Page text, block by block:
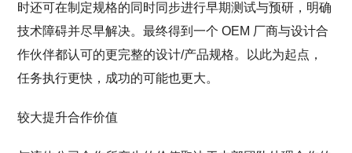
时还可在制定规格的同时同步进行早期测试与预研，明确
技术障碍并尽早解决。最终得到一个 OEM 厂商与设计合
作伙伴都认可的更完整的设计/产品规格。以此为起点，
任务执行更快，成功的可能也更大。
较大提升合作价值